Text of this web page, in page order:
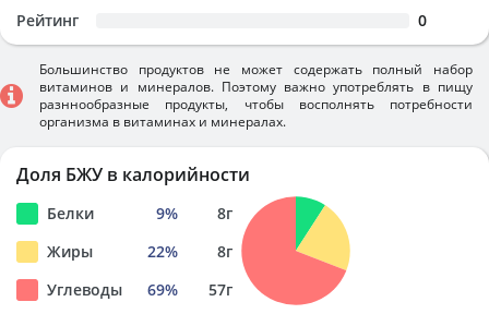
Рейтинг 0
Большинство продуктов не может содержать полный набор
витаминов и минералов. Поэтому важно употреблять в пищу
разннообразные продукты, чтобы восполнять потребности
организма в витаминах и минералах.
Доля БЖУ в калорийности
Белки 9% 8г
Жиры
22% 8г
Углеводы
69% 57г